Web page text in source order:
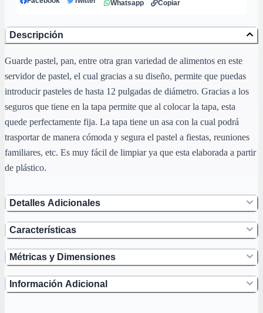
Whatsapp Copiar
Descripción
Guarde pastel, pan, entre otra gran variedad de alimentos en este
servidor de pastel, el cual gracias a su diseño, permite que puedas
introducir pasteles de hasta 12 pulgadas de diámetro. Gracias a los
seguros que tiene en la tapa permite que al colocar la tapa, esta
quede perfectamente fija. La tapa tiene un asa con la cual podrá
trasportar de manera cómoda y segura el pastel a fiestas, reuniones
familiares, etc. Es muy fácil de limpiar ya que esta elaborada a partir
de plástico.
Detalles Adicionales
Características
Métricas y Dimensiones
Información Adicional